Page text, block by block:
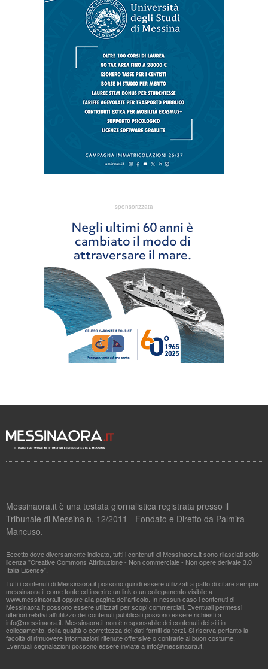
sponsorizzata
Messinaora.it è una testata giornalistica registrata presso il
Tribunale di Messina n. 12/2011 - Fondato e Diretto da Palmira
Mancuso.
Eccetto dove diversamente indicato, tutti i contenuti di Messinaora.it sono rilasciati sotto
licenza "Creative Commons Attribuzione - Non commerciale - Non opere derivate 3.0
Italia License".
Tutti i contenuti di Messinaora.it possono quindi essere utilizzati a patto di citare sempre
messinaora.it come fonte ed inserire un link o un collegamento visibile a
www.messinaora.it oppure alla pagina dell'articolo. In nessun caso i contenuti di
Messinaora.it possono essere utilizzati per scopi commerciali. Eventuali permessi
ulteriori relativi all'utilizzo dei contenuti pubblicati possono essere richiesti a
info@messinaora.it . Messinaora.it non è responsabile dei contenuti dei siti in
collegamento, della qualità o correttezza dei dati forniti da terzi. Si riserva pertanto la
facoltà di rimuovere informazioni ritenute offensive o contrarie al buon costume.
Eventuali segnalazioni possono essere inviate ainfo@messinaora.it